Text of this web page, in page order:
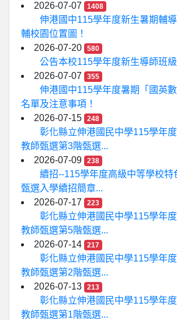
2026-07-07
1408
伸港國中115學年度新生暑期輔
輔校園位置圖！
2026-07-20
580
公告本校115學年度新生導師班
2026-07-07
355
伸港國中115學年度暑期「國英數
名單及注意事項！
2026-07-15
248
彰化縣立伸港國民中學115學年
教師甄選第3階甄選...
2026-07-09
238
續招--115學年度高級中等學校特
甄選入學續招簡章...
2026-07-17
223
彰化縣立伸港國民中學115學年
教師甄選第5階甄選...
2026-07-14
217
彰化縣立伸港國民中學115學年
教師甄選第2階甄選...
2026-07-13
213
彰化縣立伸港國民中學115學年
教師甄選第1階甄選...